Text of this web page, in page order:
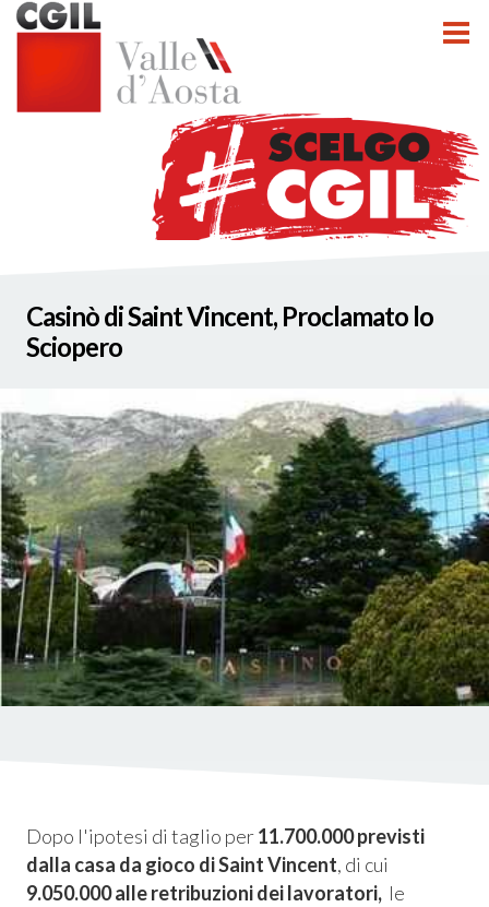
Casinò di Saint Vincent, Proclamato lo
Sciopero
Dopo l'ipotesi di taglio per11.700.000 previsti
dalla casa da gioco di Saint Vincent, di cui
9.050.000 alle retribuzioni dei lavoratori, le